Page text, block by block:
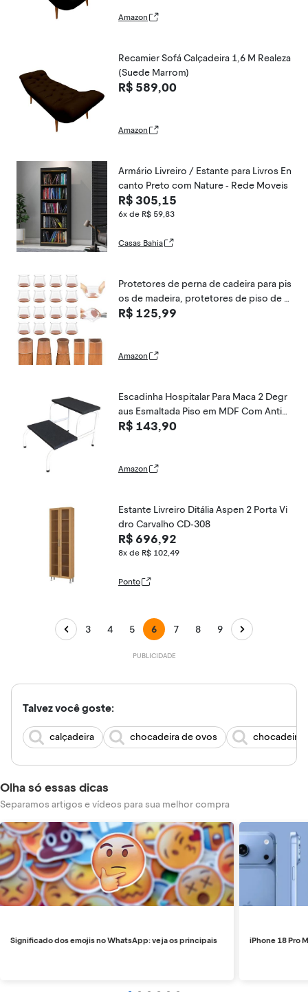
Amazon
Recamier Sofá Calçadeira 1,6 M Realeza
(Suede Marrom)
R$ 589,00
Amazon
Armário Livreiro / Estante para Livros En
canto Preto com Nature - Rede Moveis
R$ 305,15
6x de R$ 59,83
Casas Bahia
Protetores de perna de cadeira para pis
os de madeira, protetores de piso de c
adeira de silicone com almofadas de fel
R$ 125,99
Amazon
Escadinha Hospitalar Para Maca 2 Degr
aus Esmaltada Piso em MDF Com Antid
errapante
R$ 143,90
Amazon
Estante Livreiro Ditália Aspen 2 Porta Vi
dro Carvalho CD-308
R$ 696,92
8x de R$ 102,49
Ponto
3 4 5 6 7 8 9
Talvez você goste:
calçadeira chocadeira de ovos chocadeira
Olha só essas dicas
Separamos artigos e vídeos para sua melhor compra
Significado dos emojis no WhatsApp: veja os principais iPhone 18 Pro